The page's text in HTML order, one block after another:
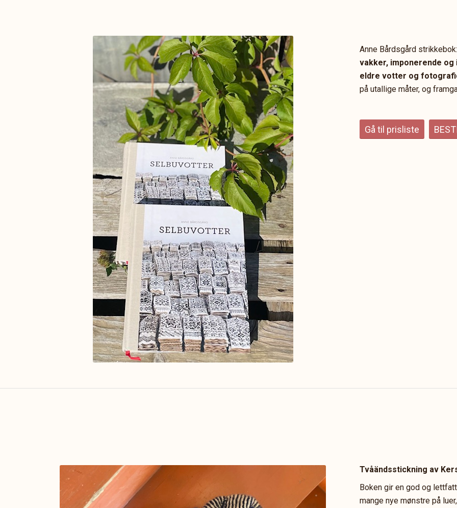
Anne Bårdsgård
vakker, imponerende
eldre votter og
på utallige måter, og
Gå til prisliste
Tvåändsstickning av
Boken gir en god og
mange nye mønstre på